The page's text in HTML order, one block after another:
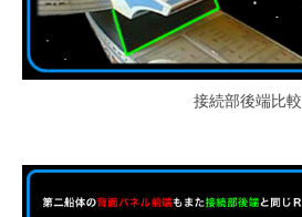
接続部後端比較